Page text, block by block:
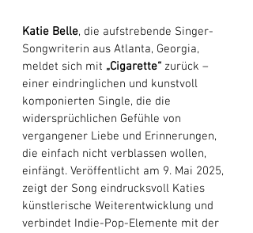
Katie Belle, die aufstrebende Singer-
Songwriterin aus Atlanta, Georgia,
meldet sich mit „Cigarette“ zurück –
einer eindringlichen und kunstvoll
komponierten Single, die die
widersprüchlichen Gefühle von
vergangener Liebe und Erinnerungen,
die einfach nicht verblassen wollen,
einfängt. Veröffentlicht am 9. Mai 2025,
zeigt der Song eindrucksvoll Katies
künstlerische Weiterentwicklung und
verbindet Indie-Pop-Elemente mit der